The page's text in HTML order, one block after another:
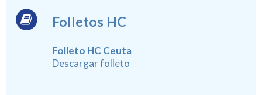
Folletos HC
Folleto HC Ceuta
Descargar folleto